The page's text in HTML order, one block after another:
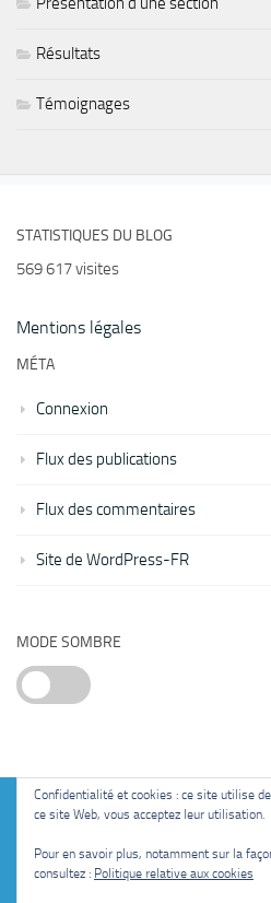
Résultats
Témoignages
STATISTIQUES DU BLOG
569 617 visites
Mentions légales
MÉTA
Connexion
Flux des publications
Flux des commentaires
Site de WordPress-FR
MODE SOMBRE
Fièrement propulsé par -
Confidentialité et cookies : ce site utilise
ce site Web, vous acceptez leur utilisation.
Pour en savoir plus, notamment sur la
consultez : Politique relative aux cookies